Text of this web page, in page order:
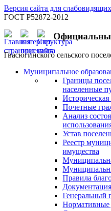
Версия сайта для слабовидящих
ГОСТ Р52872-2012
Гвасюгинского сельского
Муниципальное
Границы
населенные
Историческая
Почетные
Анализ
Устав
Реестр
имущества
Правила
Генеральный
Нормативные